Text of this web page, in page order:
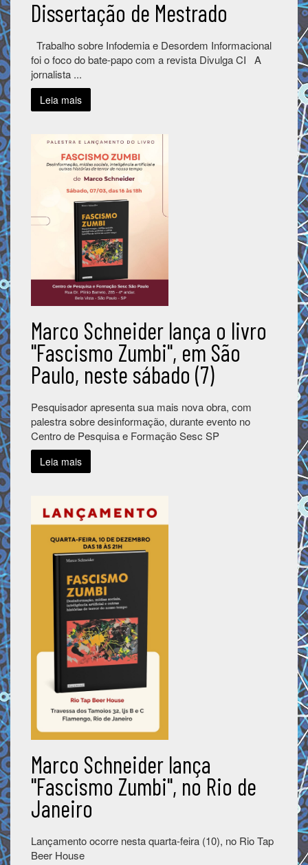
Dissertação de Mestrado
Trabalho sobre Infodemia e Desordem Informacional
foi o foco do bate-papo com a revista Divulga CI A
jornalista ...
Leia mais
Marco Schneider lança o livro
"Fascismo Zumbi", em São
Paulo, neste sábado (7)
Pesquisador apresenta sua mais nova obra, com
palestra sobre desinformação, durante evento no
Centro de Pesquisa e Formação Sesc SP
Leia mais
Marco Schneider lança
"Fascismo Zumbi", no Rio de
Janeiro
Lançamento ocorre nesta quarta-feira (10), no Rio Tap
Beer House